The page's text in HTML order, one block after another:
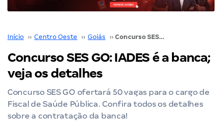
Início ›› Centro Oeste ›› Goiás ›› Concurso SES GO: IADES é a banca; veja os detalhes
Concurso SES GO: IADES é a banca;
veja os detalhes
Concurso SES GO ofertará 50 vagas para o cargo de
Fiscal de Saúde Pública. Confira todos os detalhes
sobre a contratação da banca!